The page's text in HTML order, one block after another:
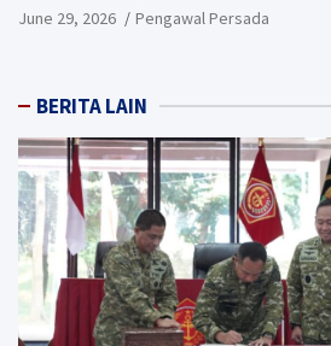
June 29, 2026 Pengawal Persada
BERITA LAIN